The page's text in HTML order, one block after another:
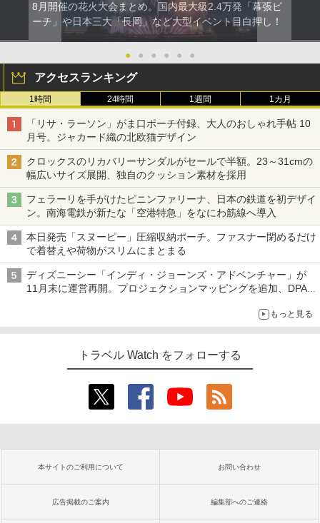
8月開催の花火大会まとめ。国内最大級2.4万発「幕張ビ
ーチ」や日本三大「長岡」など大型イベント目白押し！
● ● ● ● ● ●
アクセスランキング
1時間 24時間 1週間 1カ月
「リサ・ラーソン」がま口ポーチ付録、大人のおしゃれ手帖 10
月号。ジャカード織の北欧猫デザイン
クロックスのリカバリーサンダルがセールで半額。23～31cmの
幅広いサイズ展開、独自のクッション素材を採用
フェラーリを手がけたピニンファリーナ、日本の鉄道を初デザイ
ン。南海電鉄が新たな「空港特急」をなにわ筋線へ導入
本日発売「スヌーピー」圧縮収納ポーチ。ファスナー閉めるだけ
で着替えや荷物がスリムにまとまる
ディズニーシー「インディ・ジョーンズ・アドベンチャー」が
11月末に運営再開。プロジェクションマッピングを追加、DPA
もっと見る
トラベル Watch をフォローする
本サイトのご利用について お問い合わせ
広告掲載のご案内 編集部へのご連絡